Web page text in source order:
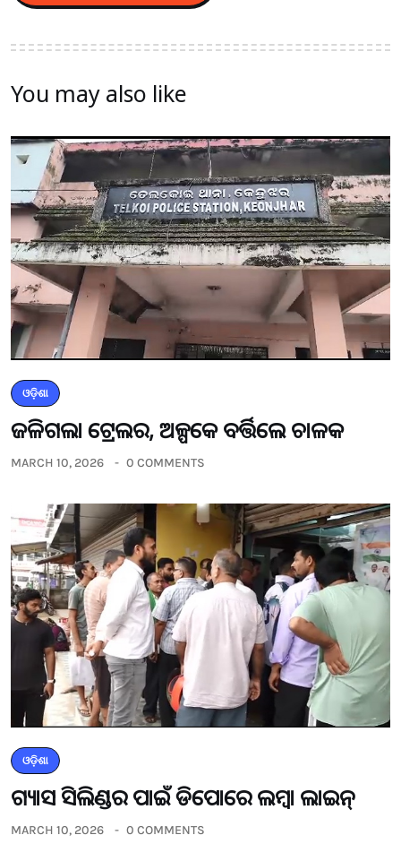
You may also like
ଓଡ଼ିଶା
ଜଳିଗଲା ଟ୍ରେଲର, ଅଳ୍ପକେ ବର୍ତ୍ତିଲେ ଚାଳକ
MARCH 10, 2026 0 COMMENTS
ଓଡ଼ିଶା
ଗ୍ୟାସ ସିଲିଣ୍ଡର ପାଇଁ ଡିପୋରେ ଲମ୍ବା ଲାଇନ୍
MARCH 10, 2026 0 COMMENTS